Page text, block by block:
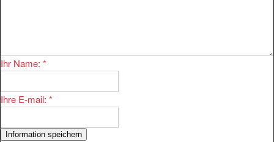
Ihr Name: *
Ihre E-mail: *